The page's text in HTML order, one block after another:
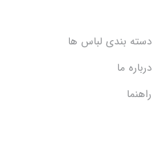
دسته بندی لباس ها
درباره ما
راهنما